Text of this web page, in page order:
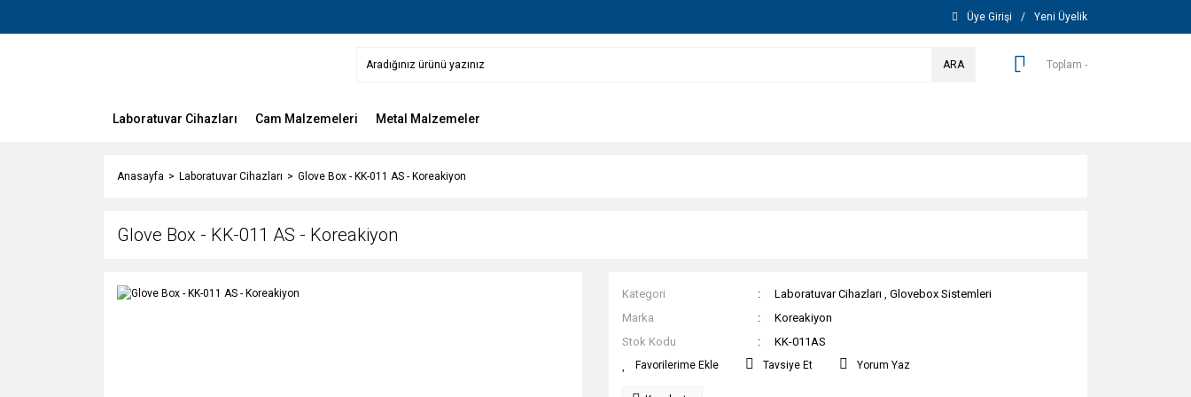
Üye Girişi / Yeni Üyelik
ARA Toplam -
Laboratuvar Cihazları Cam Malzemeleri Metal Malzemeler
Anasayfa Laboratuvar Cihazları Glove Box - KK-011 AS - Koreakiyon
Glove Box - KK-011 AS - Koreakiyon
Kategori Laboratuvar Cihazları , Glovebox Sistemleri
Marka
Koreakiyon
Stok Kodu
KK-011AS
Tavsiye Et Yorum Yaz